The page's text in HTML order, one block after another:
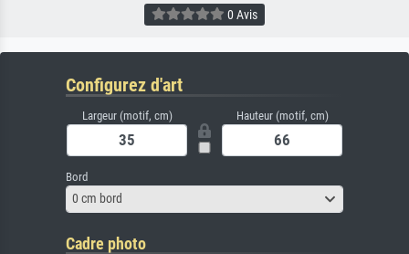
0 Avis
Configurez d'art
Largeur (motif, cm) Hauteur (motif, cm)
Bord
0 cm bord
Cadre photo